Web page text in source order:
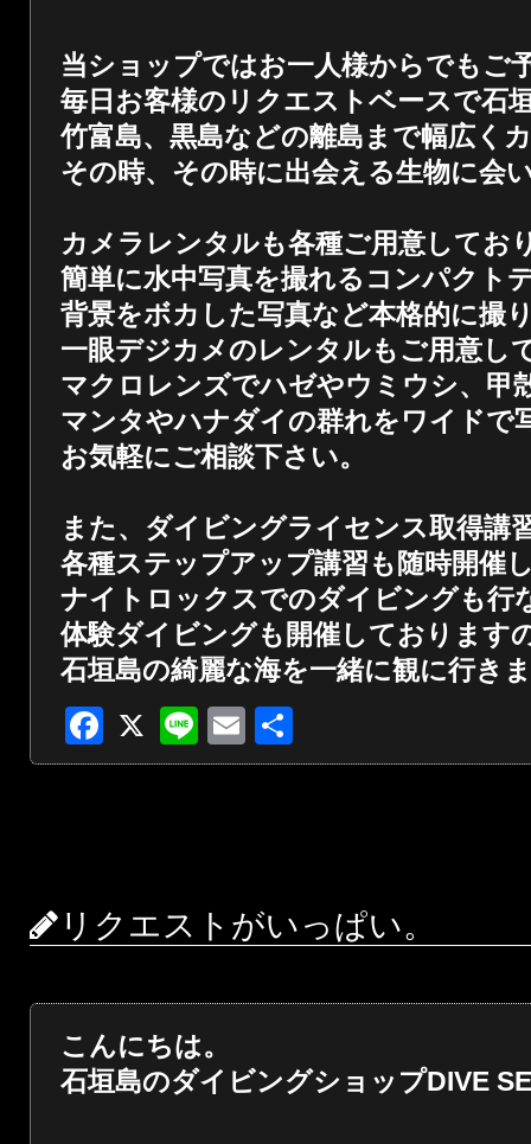
当ショップではお一人様からでもご
毎日お客様のリクエストベースで石
竹富島、黒島などの離島まで幅広く
その時、その時に出会える生物に会
カメラレンタルも各種ご用意してお
簡単に水中写真を撮れるコンパクト
背景をボカした写真など本格的に撮
一眼デジカメのレンタルもご用意し
マクロレンズでハゼやウミウシ、甲
マンタやハナダイの群れをワイドで
お気軽にご相談下さい。
また、ダイビングライセンス取得講
各種ステップアップ講習も随時開催
ナイトロックスでのダイビングも行
体験ダイビングも開催しております
石垣島の綺麗な海を一緒に観に行き
Facebook
X LineEmail
有
リクエストがいっぱい。
こんにちは。
石垣島のダイビングショップDIVE